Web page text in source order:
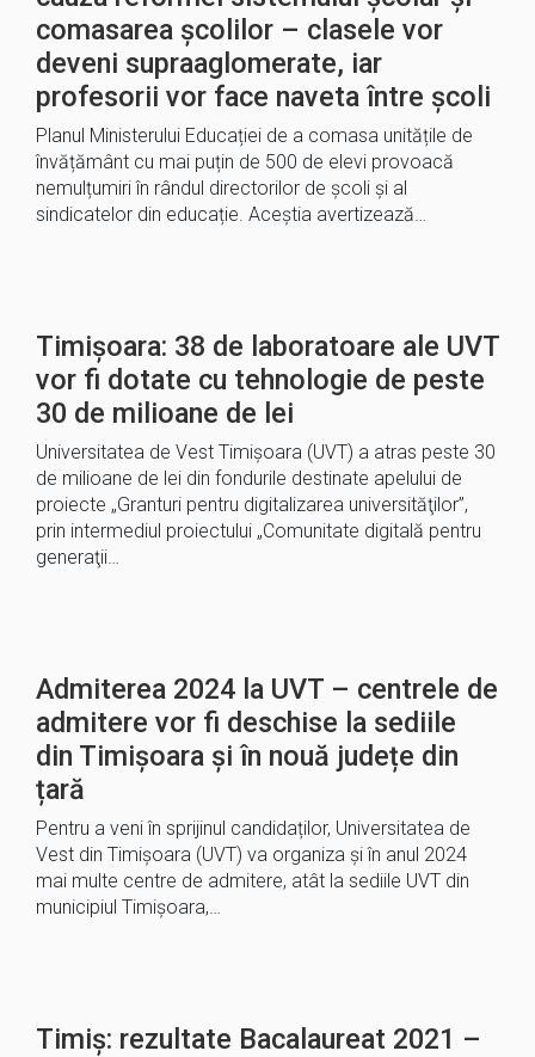
comasarea școlilor – clasele vor
deveni supraaglomerate, iar
profesorii vor face naveta între școli
Planul Ministerului Educației de a comasa unitățile de
învățământ cu mai puțin de 500 de elevi provoacă
nemulțumiri în rândul directorilor de școli și al
sindicatelor din educație. Aceștia avertizează…
Timișoara: 38 de laboratoare ale UVT
vor fi dotate cu tehnologie de peste
30 de milioane de lei
Universitatea de Vest Timişoara (UVT) a atras peste 30
de milioane de lei din fondurile destinate apelului de
proiecte „Granturi pentru digitalizarea universităţilor”,
prin intermediul proiectului „Comunitate digitală pentru
generaţii…
Admiterea 2024 la UVT – centrele de
admitere vor fi deschise la sediile
din Timișoara și în nouă județe din
țară
Pentru a veni în sprijinul candidaților, Universitatea de
Vest din Timișoara (UVT) va organiza și în anul 2024
mai multe centre de admitere, atât la sediile UVT din
municipiul Timișoara,…
Timiș: rezultate Bacalaureat 2021 –